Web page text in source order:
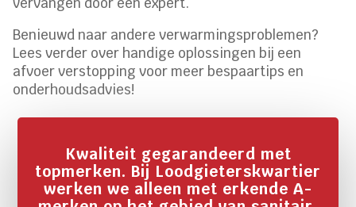
Benieuwd naar andere verwarmingsproblemen?
Lees verder over handige oplossingen bij een
afvoer verstopping voor meer bespaartips en
onderhoudsadvies!
Kwaliteit gegarandeerd met
topmerken. Bij Loodgieterskwartier
werken we alleen met erkende A-